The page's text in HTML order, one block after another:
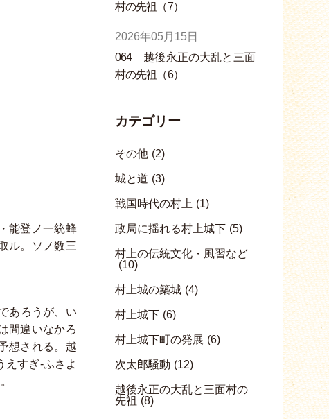
能登ノ一統蜂
ル。ソノ数三
あろうが、い
間違いなかろ
想される。越
えすぎ-ふさよ
村の先祖（7）
2026年05月15日
064 越後永正の大乱と三面
村の先祖（6）
カテゴリー
その他 (2)
城と道 (3)
戦国時代の村上 (1)
政局に揺れる村上城下 (5)
村上の伝統文化・風習など
(10)
村上城の築城 (4)
村上城下 (6)
村上城下町の発展 (6)
次太郎騒動 (12)
越後永正の大乱と三面村の
先祖 (8)